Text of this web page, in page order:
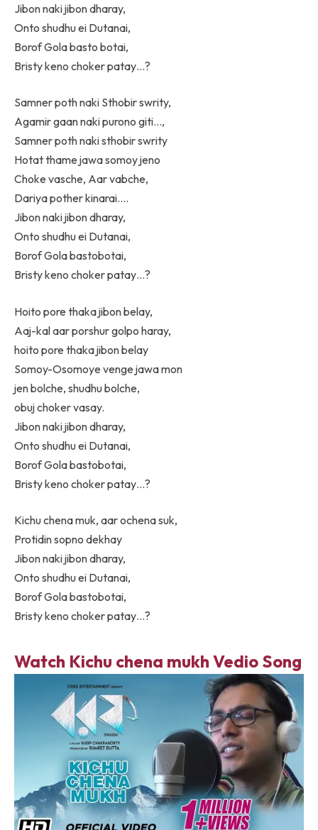
Jibon naki jibon dharay,
Onto shudhu ei Dutanai,
Borof Gola basto botai,
Bristy keno choker patay…?
Samner poth naki Sthobir swrity,
Agamir gaan naki purono giti…,
Samner poth naki sthobir swrity
Hotat thame jawa somoy jeno
Choke vasche, Aar vabche,
Dariya pother kinarai….
Jibon naki jibon dharay,
Onto shudhu ei Dutanai,
Borof Gola bastobotai,
Bristy keno choker patay…?
Hoito pore thaka jibon belay,
Aaj-kal aar porshur golpo haray,
hoito pore thaka jibon belay
Somoy-Osomoye venge jawa mon
jen bolche, shudhu bolche,
obuj choker vasay.
Jibon naki jibon dharay,
Onto shudhu ei Dutanai,
Borof Gola bastobotai,
Bristy keno choker patay…?
Kichu chena muk, aar ochena suk,
Protidin sopno dekhay
Jibon naki jibon dharay,
Onto shudhu ei Dutanai,
Borof Gola bastobotai,
Bristy keno choker patay…?
Watch Kichu chena mukh Vedio Song